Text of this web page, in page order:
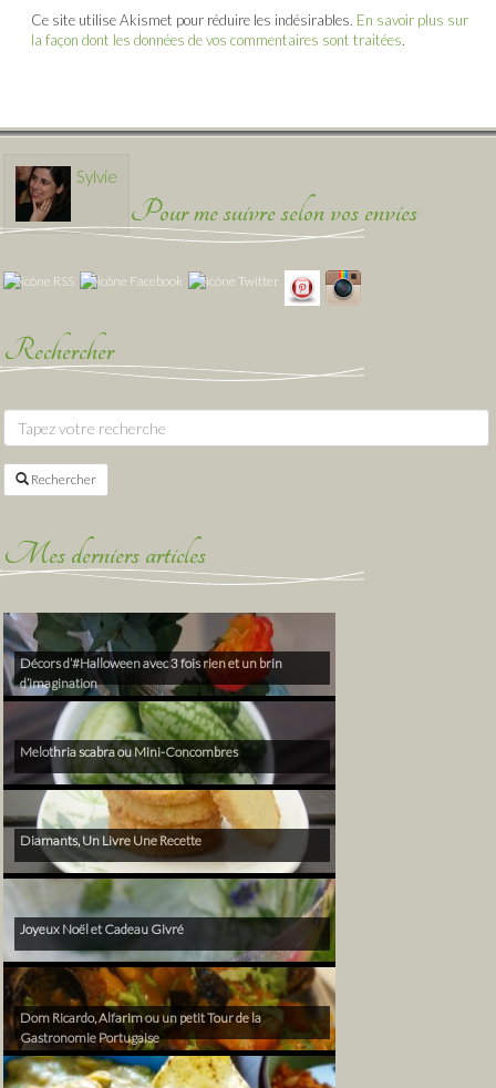
Ce site utilise Akismet pour réduire les indésirables. En savoir plus sur
la façon dont les données de vos commentaires sont traitées.
Sylvie
Pour me suivre selon vos envies
Rechercher
Rechercher
Mes derniers articles
Décors d’#Halloween avec 3 fois rien et un brin
d’imagination
Melothria scabra ou Mini-Concombres
Diamants, Un Livre Une Recette
Joyeux Noël et Cadeau Givré
Dom Ricardo, Alfarim ou un petit Tour de la
Gastronomie Portugaise